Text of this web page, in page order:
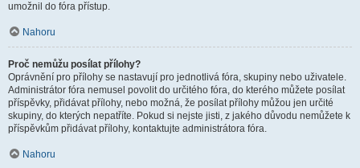
umožnil do fóra přístup.
Nahoru
Proč nemůžu posílat přílohy?
Oprávnění pro přílohy se nastavují pro jednotlivá fóra, skupiny nebo uživatele.
Administrátor fóra nemusel povolit do určitého fóra, do kterého můžete posílat
příspěvky, přidávat přílohy, nebo možná, že posílat přílohy můžou jen určité
skupiny, do kterých nepatříte. Pokud si nejste jisti, z jakého důvodu nemůžete k
příspěvkům přidávat přílohy, kontaktujte administrátora fóra.
Nahoru